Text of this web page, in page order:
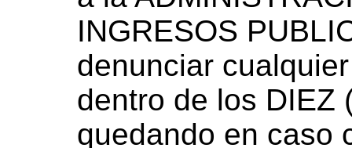
INGRESOS
denunciar
dentro de los DIEZ
quedando en caso